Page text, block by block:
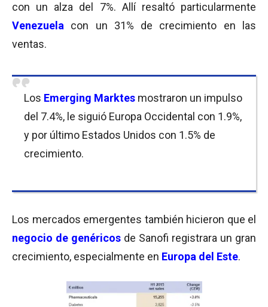
con un alza del 7%. Allí resaltó particularmente
Venezuela con un 31% de crecimiento en las
ventas.
Los Emerging Marktes mostraron un impulso
del 7.4%, le siguió Europa Occidental con 1.9%,
y por último Estados Unidos con 1.5% de
crecimiento.
Los mercados emergentes también hicieron que el
negocio de genéricos de Sanofi registrara un gran
crecimiento, especialmente en Europa del Este.